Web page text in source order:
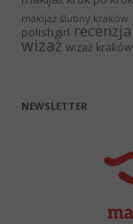
makijaż ślubny kraków
polishgirl recenzja
wizaż wizaż kraków
NEWSLETTER